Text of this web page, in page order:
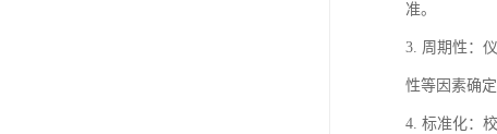
准。
3. 周期性：
性等因素确定
4. 标准化：